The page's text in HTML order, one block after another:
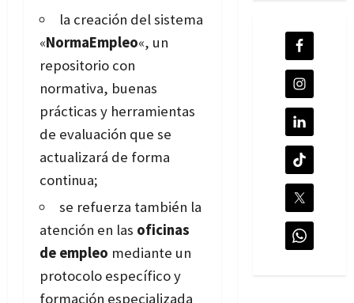
la creación del sistema
«NormaEmpleo«, un
repositorio con
normativa, buenas
prácticas y herramientas
de evaluación que se
actualizará de forma
continua;
se refuerza también la
atención en las oficinas
de empleo mediante un
protocolo específico y
formación especializada